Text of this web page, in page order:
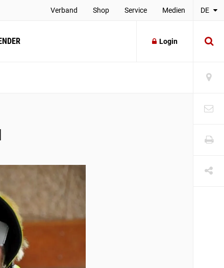
Verband Shop Service Medien DE
Login